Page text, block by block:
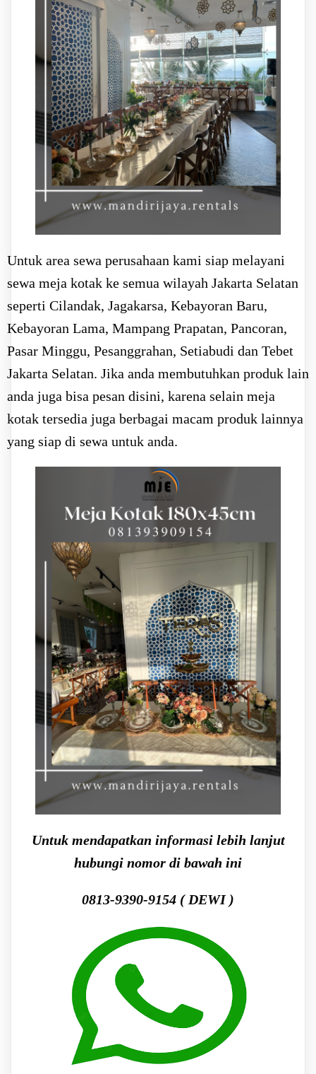
Untuk area sewa perusahaan kami siap melayani
sewa meja kotak ke semua wilayah Jakarta Selatan
seperti Cilandak, Jagakarsa, Kebayoran Baru,
Kebayoran Lama, Mampang Prapatan, Pancoran,
Pasar Minggu, Pesanggrahan, Setiabudi dan Tebet
Jakarta Selatan. Jika anda membutuhkan produk lain
anda juga bisa pesan disini, karena selain meja
kotak tersedia juga berbagai macam produk lainnya
yang siap di sewa untuk anda.
Untuk mendapatkan informasi lebih lanjut
hubungi nomor di bawah ini
0813-9390-9154 ( DEWI )